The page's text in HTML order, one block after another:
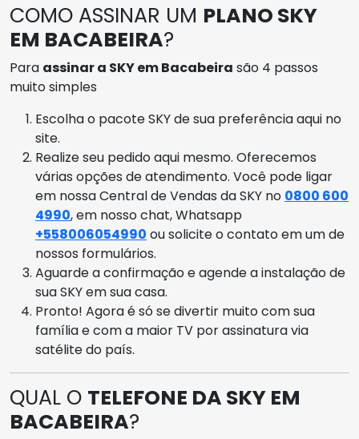
COMO ASSINAR UM PLANO SKY
EM BACABEIRA?
Para assinar a SKY em Bacabeira são 4 passos
muito simples
Escolha o pacote SKY de sua preferência aqui no
site.
Realize seu pedido aqui mesmo. Oferecemos
várias opções de atendimento. Você pode ligar
em nossa Central de Vendas da SKY no 0800 600
4990, em nosso chat, Whatsapp
+558006054990 ou solicite o contato em um de
nossos formulários.
Aguarde a confirmação e agende a instalação de
sua SKY em sua casa.
Pronto! Agora é só se divertir muito com sua
família e com a maior TV por assinatura via
satélite do país.
QUAL O TELEFONE DA SKY EM
BACABEIRA?